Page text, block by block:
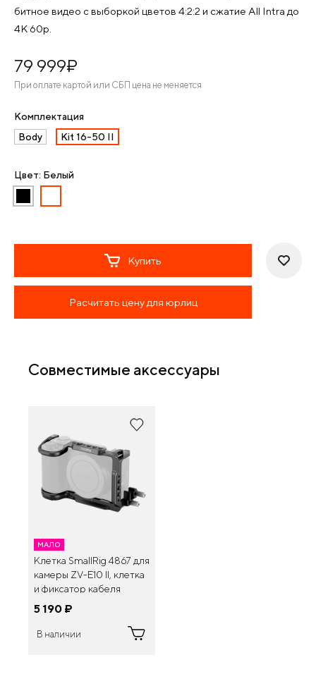
битное видео с выборкой цветов 4:2:2 и сжатие All Intra до
4K 60p.
79 999¤
При оплате картой или СБП цена не меняется
Комплектация
Body
Kit 16-50 II
Цвет: Белый
Купить
Расчитать цену для юрлиц
Совместимые аксессуары
МАЛО
Клетка SmallRig 4867 для
камеры ZV-E10 II, клетка
и фиксатор кабеля
5 190 ¤
В наличии